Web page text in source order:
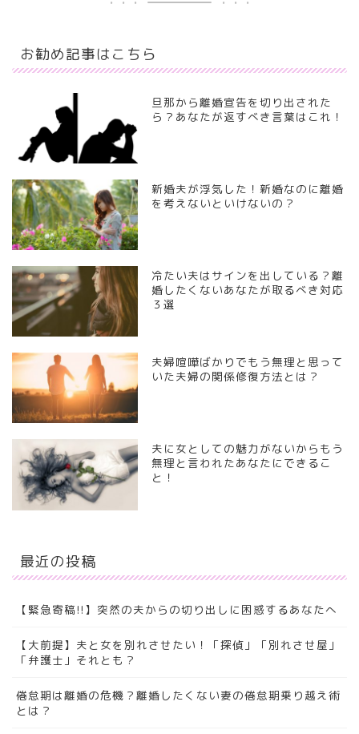
お勧め記事はこちら
旦那から離婚宣告を切り出された
ら？あなたが返すべき言葉はこれ！
新婚夫が浮気した！新婚なのに離婚
を考えないといけないの？
冷たい夫はサインを出している？離
婚したくないあなたが取るべき対応
３選
夫婦喧嘩ばかりでもう無理と思って
いた夫婦の関係修復方法とは？
夫に女としての魅力がないからもう
無理と言われたあなたにできるこ
と！
最近の投稿
【緊急寄稿!!】突然の夫からの切り出しに困惑するあなたへ
【大前提】夫と女を別れさせたい！「探偵」「別れさせ屋」
「弁護士」それとも？
倦怠期は離婚の危機？離婚したくない妻の倦怠期乗り越え術
とは？